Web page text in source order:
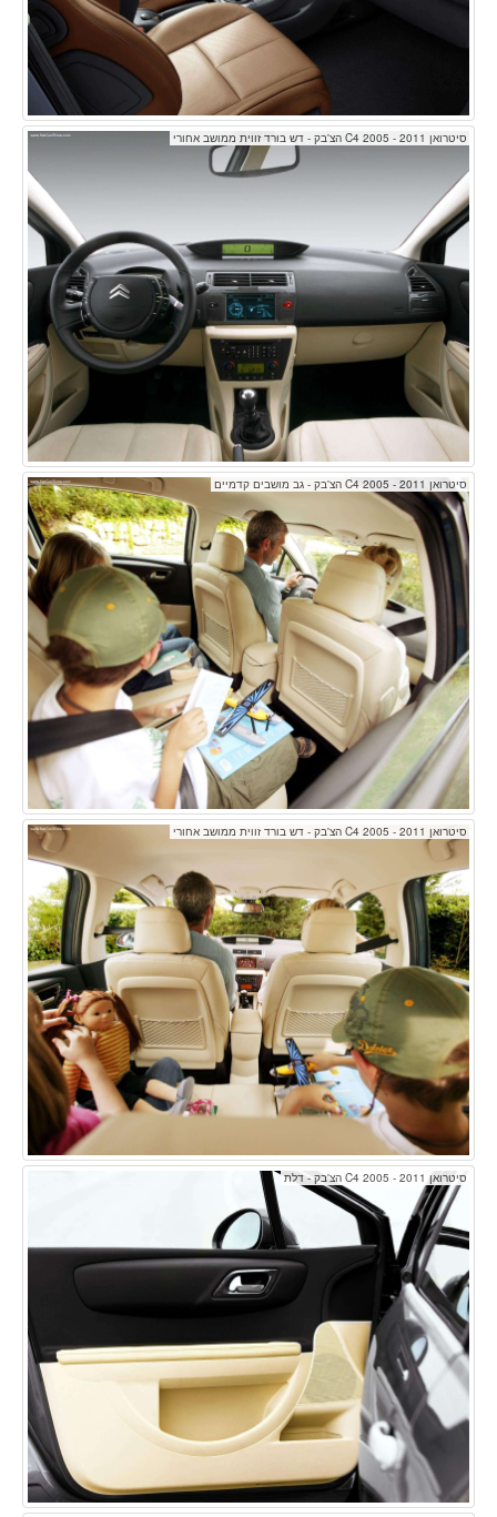
סיטרואן C4 2005 - 2011 הצ'בק - דש בורד זווית ממושב אחורי
סיטרואן C4 2005 - 2011 הצ'בק - גב מושבים קדמיים
סיטרואן C4 2005 - 2011 הצ'בק - דש בורד זווית ממושב אחורי
סיטרואן C4 2005 - 2011 הצ'בק - דלת